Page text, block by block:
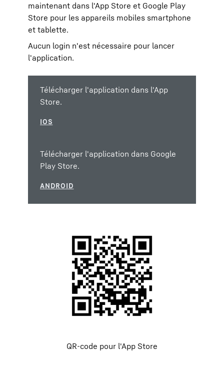
maintenant dans l'App Store et Google Play
Store pour les appareils mobiles smartphone
et tablette.
Aucun login n'est nécessaire pour lancer
l'application.
Télécharger l'application dans l'App
Store.
Télécharger l'application dans Google
Play Store.
QR-code pour l'App Store